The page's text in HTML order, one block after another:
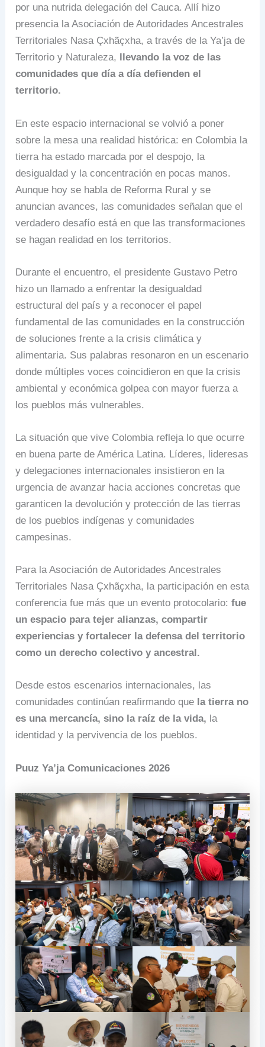
por una nutrida delegación del Cauca. Allí hizo
presencia la Asociación de Autoridades Ancestrales
Territoriales Nasa Çxhãçxha, a través de la Ya’ja de
Territorio y Naturaleza,
llevando la voz de las
comunidades que día a día defienden el
territorio.
En este espacio internacional se volvió a poner
sobre la mesa una realidad histórica: en Colombia la
tierra ha estado marcada por el despojo, la
desigualdad y la concentración en pocas manos.
Aunque hoy se habla de Reforma Rural y se
anuncian avances, las comunidades señalan que el
verdadero desafío está en que las transformaciones
se hagan realidad en los territorios.
Durante el encuentro, el presidente Gustavo Petro
hizo un llamado a enfrentar la desigualdad
estructural del país y a reconocer el papel
fundamental de las comunidades en la construcción
de soluciones frente a la crisis climática y
alimentaria. Sus palabras resonaron en un escenario
donde múltiples voces coincidieron en que la crisis
ambiental y económica golpea con mayor fuerza a
los pueblos más vulnerables.
La situación que vive Colombia refleja lo que ocurre
en buena parte de América Latina. Líderes, lideresas
y delegaciones internacionales insistieron en la
urgencia de avanzar hacia acciones concretas que
garanticen la devolución y protección de las tierras
de los pueblos indígenas y comunidades
campesinas.
Para la Asociación de Autoridades Ancestrales
Territoriales Nasa Çxhãçxha, la participación en esta
conferencia fue más que un evento protocolario: fue
un espacio para tejer alianzas, compartir
experiencias y fortalecer la defensa del territorio
como un derecho colectivo y ancestral.
Desde estos escenarios internacionales, las
comunidades continúan reafirmando que la tierra no
es una mercancía, sino la raíz de la vida, la
identidad y la pervivencia de los pueblos.
Puuz Ya’ja Comunicaciones 2026